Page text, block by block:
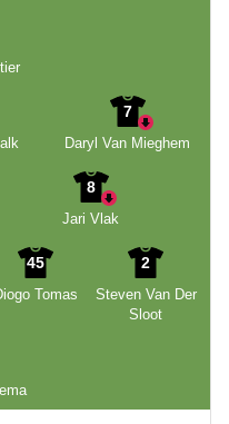
7
Daryl Van Mieghem
8
Jari Vlak
45
Tomas
2
Steven Van Der
Sloot